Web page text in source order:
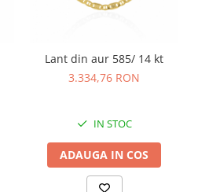
Lant din aur 585/ 14 kt
3.334,76 RON
IN STOC
ADAUGA IN COS